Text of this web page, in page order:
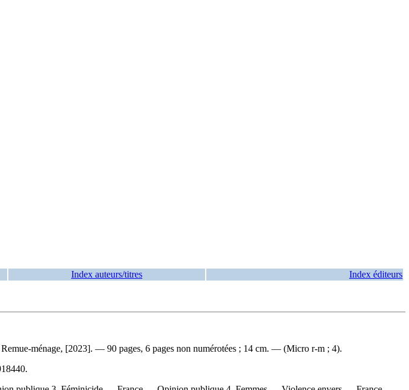
Index auteurs/titres Index éditeurs
ménage, [2023]. — 90 pages, 6 pages non numérotées ; 14 cm. — (Micro r-m ; 4).
.